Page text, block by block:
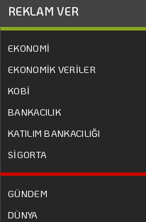
REKLAM VER
EKONOMİ
EKONOMİK VERİLER
KOBİ
BANKACILIK
KATILIM BANKACILIĞI
SİGORTA
GÜNDEM
DÜNYA